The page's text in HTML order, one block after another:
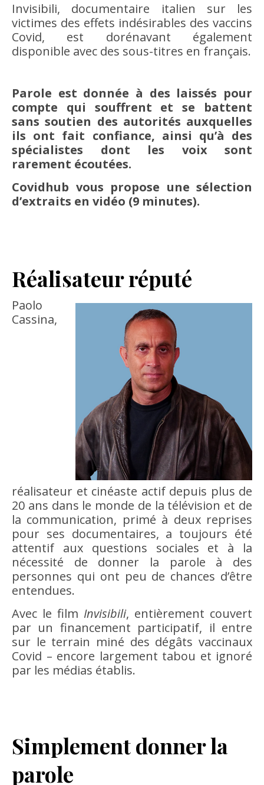
Invisibili, documentaire italien sur les
victimes des effets indésirables des vaccins
Covid, est dorénavant également
disponible avec des sous-titres en français.
Parole est donnée à des laissés pour
compte qui souffrent et se battent
sans soutien des autorités auxquelles
ils ont fait confiance, ainsi qu’à des
spécialistes dont les voix sont
rarement écoutées.
Covidhub vous propose une sélection
d’extraits en vidéo (9 minutes).
Réalisateur réputé
Paolo
Cassina,
réalisateur et cinéaste actif depuis plus de
20 ans dans le monde de la télévision et de
la communication, primé à deux reprises
pour ses documentaires, a toujours été
attentif aux questions sociales et à la
nécessité de donner la parole à des
personnes qui ont peu de chances d’être
entendues.
Avec le film Invisibili, entièrement couvert
par un financement participatif, il entre
sur le terrain miné des dégâts vaccinaux
Covid – encore largement tabou et ignoré
par les médias établis.
Simplement donner la
parole